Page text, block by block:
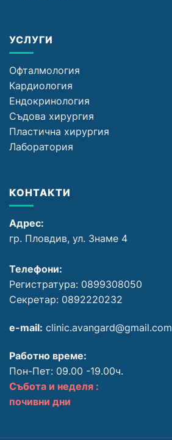
УСЛУГИ
Офталмология
Кардиология
Ендокринология
Съдова хирургия
Пластична хирургия
Лаборатория
КОНТАКТИ
Адрес:
гр. Пловдив, ул. Знаме 4
Телефони:
Регистратура: 0899308050
Секретар: 0892220232
e-mail: clinic.avangard@gmail.com
Работно време:
Пон-Пет: 09.00 -19.00ч.
Събота и неделя :
почивни дни